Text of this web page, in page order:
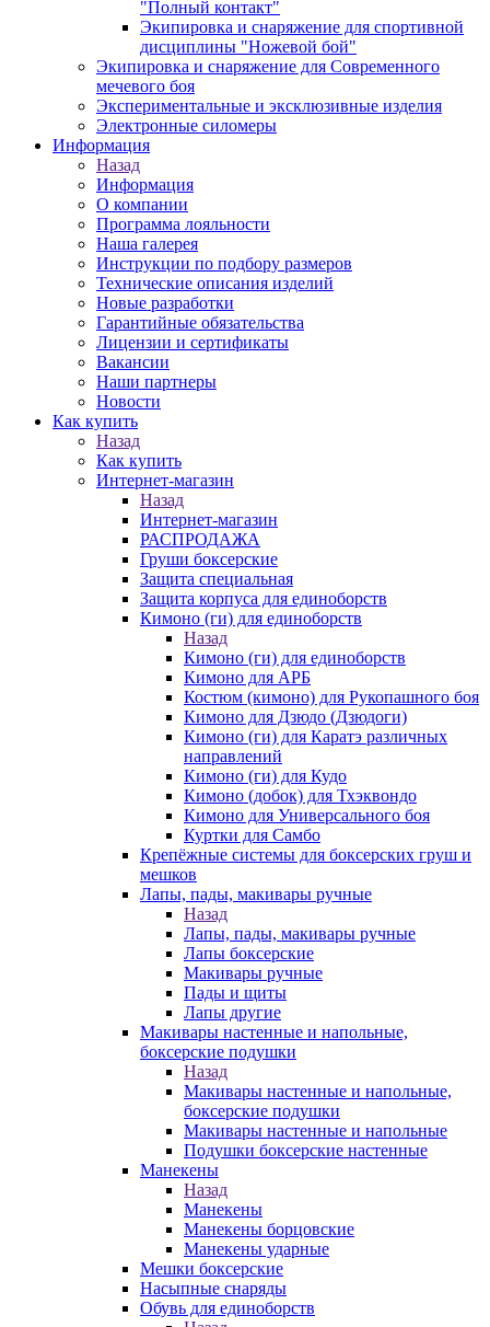
"Полный контакт"
Экипировка и снаряжение для спортивной
дисциплины "Ножевой бой"
Экипировка и снаряжение для Современного
мечевого боя
Экспериментальные и эксклюзивные изделия
Электронные силомеры
Информация
Назад
Информация
О компании
Программа лояльности
Наша галерея
Инструкции по подбору размеров
Технические описания изделий
Новые разработки
Гарантийные обязательства
Лицензии и сертификаты
Вакансии
Наши партнеры
Новости
Как купить
Назад
Как купить
Интернет-магазин
Назад
Интернет-магазин
РАСПРОДАЖА
Груши боксерские
Защита специальная
Защита корпуса для единоборств
Кимоно (ги) для единоборств
Назад
Кимоно (ги) для единоборств
Кимоно для АРБ
Костюм (кимоно) для Рукопашного боя
Кимоно для Дзюдо (Дзюдоги)
Кимоно (ги) для Каратэ различных
направлений
Кимоно (ги) для Кудо
Кимоно (добок) для Тхэквондо
Кимоно для Универсального боя
Куртки для Самбо
Крепёжные системы для боксерских груш и
мешков
Лапы, пады, макивары ручные
Назад
Лапы, пады, макивары ручные
Лапы боксерские
Макивары ручные
Пады и щиты
Лапы другие
Макивары настенные и напольные,
боксерские подушки
Назад
Макивары настенные и напольные,
боксерские подушки
Макивары настенные и напольные
Подушки боксерские настенные
Манекены
Назад
Манекены
Манекены борцовские
Манекены ударные
Мешки боксерские
Насыпные снаряды
Обувь для единоборств